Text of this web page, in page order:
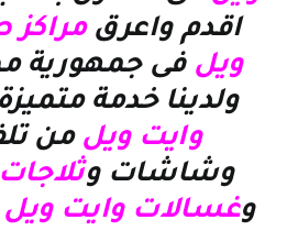
اقدم واعرق مراكز
ويل فى جمهورية
ولدينا خدمة
وايت ويل من
وشاشات و
وغسالات وايت ويل